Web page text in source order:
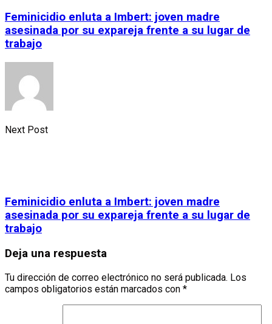
Feminicidio enluta a Imbert: joven madre
asesinada por su expareja frente a su lugar de
trabajo
Next Post
Feminicidio enluta a Imbert: joven madre
asesinada por su expareja frente a su lugar de
trabajo
Deja una respuesta
Tu dirección de correo electrónico no será publicada. Los
campos obligatorios están marcados con *